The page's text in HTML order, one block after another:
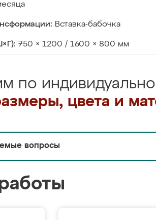
Вставка-бабочка
750 × 1200 / 1600 × 800 мм
по
цвета и
вопросы